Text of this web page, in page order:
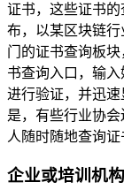
证书，这些证书
布，以某区块链
门的证书查询板
书查询入口，输
进行验证，并迅
是，有些行业协
人随时随地查询
企业或培训机